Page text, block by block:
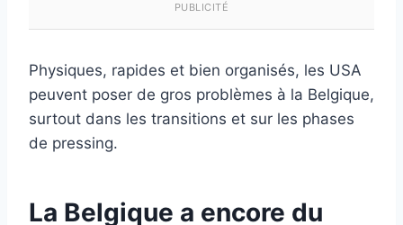
PUBLICITÉ
Physiques, rapides et bien organisés, les USA
peuvent poser de gros problèmes à la Belgique,
surtout dans les transitions et sur les phases
de pressing.
La Belgique a encore du